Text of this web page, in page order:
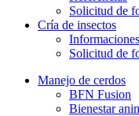
Solicitud de
Cría de insectos
Solicitud de
Manejo de cerdos
BFN Fusion
Bienestar